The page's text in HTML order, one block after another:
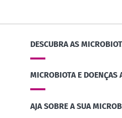
DESCUBRA AS
MICROBIOTA E DOENÇAS
AJA SOBRE A SUA